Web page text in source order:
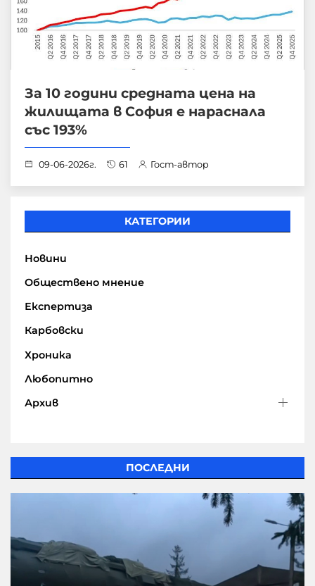
За 10 години средната цена на
жилищата в София е нараснала
със 193%
09-06-2026г. 61 Гост-автор
КАТЕГОРИИ
Новини
Обществено мнение
Експертиза
Карбовски
Хроника
Любопитно
Архив
ПОСЛЕДНИ